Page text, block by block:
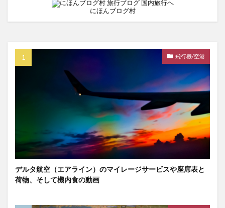
にほんブログ村
飛行機/空港
デルタ航空（エアライン）のマイレージサービスや座席表と
荷物、そして機内食の動画